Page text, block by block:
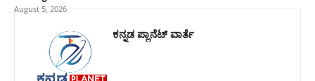
August 5, 2026
ಕನ್ನಡ ಪ್ಲಾನೆಟ್ ವಾರ್ತೆ